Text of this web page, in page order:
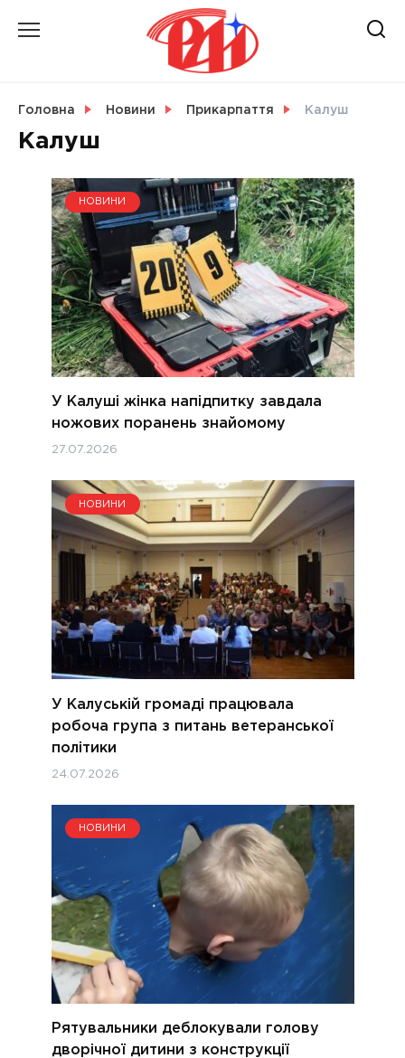
СВІТ
УКРАЇНА
Головна Новини Прикарпаття Калуш
Калуш
НОВИНИ
У Калуші жінка напідпитку завдала
ножових поранень знайомому
27.07.2026
НОВИНИ
У Калуській громаді працювала
робоча група з питань ветеранської
політики
24.07.2026
НОВИНИ
Рятувальники деблокували голову
дворічної дитини з конструкції